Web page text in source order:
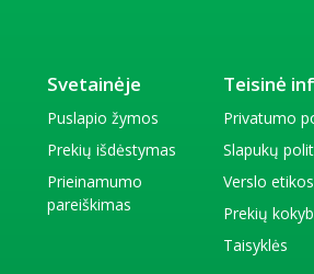
Svetainėje
Puslapio žymos
Prekių išdėstymas
Prieinamumo
pareiškimas
Teisinė
Privatumo
Slapukų
Verslo
Prekių
Taisyklės